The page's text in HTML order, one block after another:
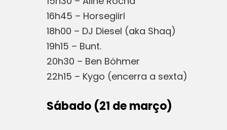
16h45 – Horsegiirl
18h00 – DJ Diesel (aka Shaq)
19h15 – Bunt.
20h30 – Ben Böhmer
22h15 – Kygo (encerra a sexta)
Sábado (21 de março)